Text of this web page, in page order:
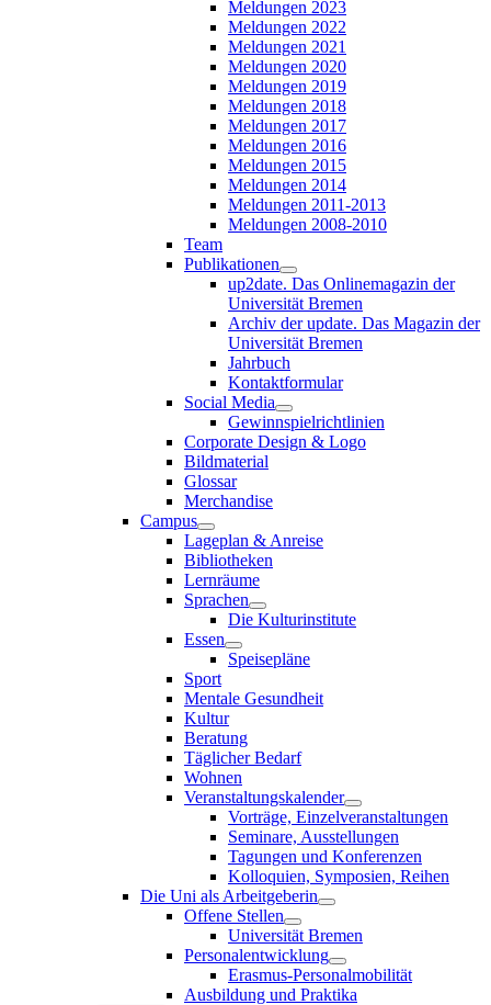
Meldungen 2023
Meldungen 2022
Meldungen 2021
Meldungen 2020
Meldungen 2019
Meldungen 2018
Meldungen 2017
Meldungen 2016
Meldungen 2015
Meldungen 2014
Meldungen 2011-2013
Meldungen 2008-2010
Team
Publikationen
up2date. Das Onlinemagazin der
Universität Bremen
Archiv der update. Das Magazin der
Universität Bremen
Jahrbuch
Kontaktformular
Social Media
Gewinnspielrichtlinien
Corporate Design & Logo
Bildmaterial
Glossar
Merchandise
Campus
Lageplan & Anreise
Bibliotheken
Lernräume
Sprachen
Die Kulturinstitute
Essen
Speisepläne
Sport
Mentale Gesundheit
Kultur
Beratung
Täglicher Bedarf
Wohnen
Veranstaltungskalender
Vorträge, Einzelveranstaltungen
Seminare, Ausstellungen
Tagungen und Konferenzen
Kolloquien, Symposien, Reihen
Die Uni als Arbeitgeberin
Offene Stellen
Universität Bremen
Personalentwicklung
Erasmus-Personalmobilität
Ausbildung und Praktika